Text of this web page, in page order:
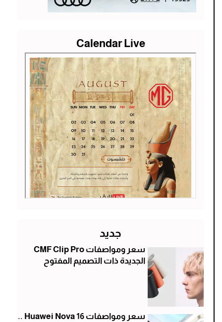
Calendar Live
جديد
سعر ومواصفات CMF Clip Pro
الجديدة ذات التصميم المفتوح
سعر ومواصفات Huawei Nova 16 ..